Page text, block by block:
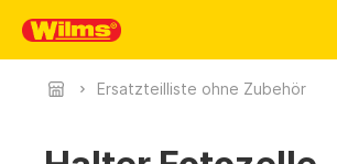
Ersatzteilliste ohne Zubehör